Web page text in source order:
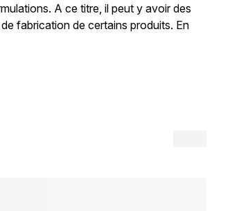
A ce titre, il peut y avoir des
fabrication de certains produits. En